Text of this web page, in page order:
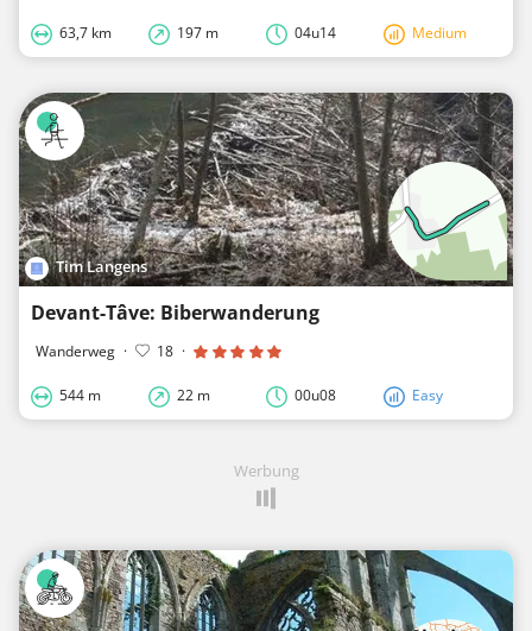
63,7 km 197 m 04u14 Medium
Tim Langens
Devant-Tâve: Biberwanderung
Wanderweg · 18 ·
544 m 22 m 00u08 Easy
Werbung